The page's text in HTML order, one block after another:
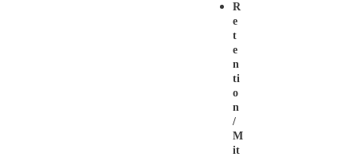
R
E
T
E
N
Ti
O
N
/
M
It